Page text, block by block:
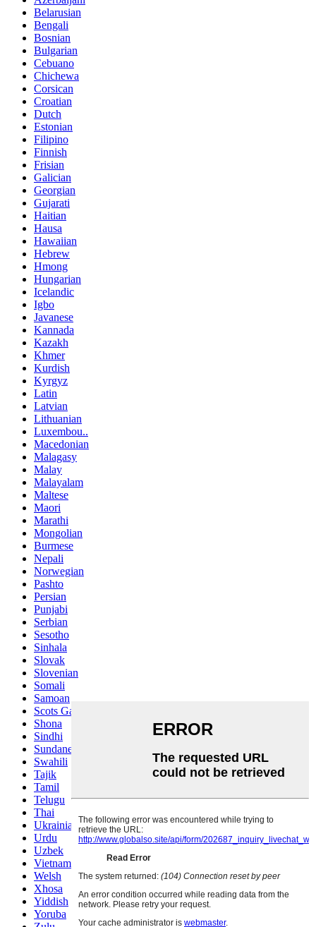
Belarusian
Bengali
Bosnian
Bulgarian
Cebuano
Chichewa
Corsican
Croatian
Dutch
Estonian
Filipino
Finnish
Frisian
Galician
Georgian
Gujarati
Haitian
Hausa
Hawaiian
Hebrew
Hmong
Hungarian
Icelandic
Igbo
Javanese
Kannada
Kazakh
Khmer
Kurdish
Kyrgyz
Latin
Latvian
Lithuanian
Luxembou..
Macedonian
Malagasy
Malay
Malayalam
Maltese
Maori
Marathi
Mongolian
Burmese
Nepali
Norwegian
Pashto
Persian
Punjabi
Serbian
Sesotho
Sinhala
Slovak
Slovenian
Somali
Samoan
Scots Gaelic
Shona
Sindhi
Sundanese
Swahili
Tajik
Tamil
Telugu
Thai
Ukrainian
Urdu
Uzbek
Vietnamese
Welsh
Xhosa
Yiddish
Yoruba